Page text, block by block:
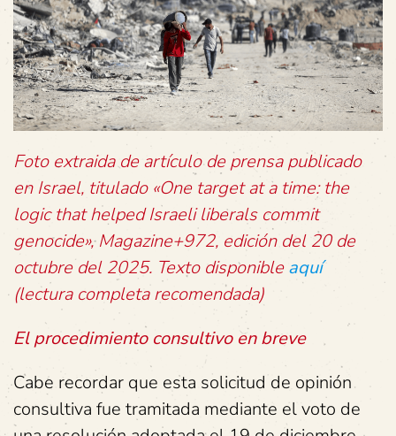
Foto extraida de artículo de prensa publicado
en Israel, titulado «One target at a time: the
logic that helped Israeli liberals commit
genocide», Magazine+972, edición del 20 de
octubre del 2025. Texto disponibleaquí
(lectura completa recomendada)
El procedimiento consultivo en breve
Cabe recordar que esta solicitud de opinión
consultiva fue tramitada mediante el voto de